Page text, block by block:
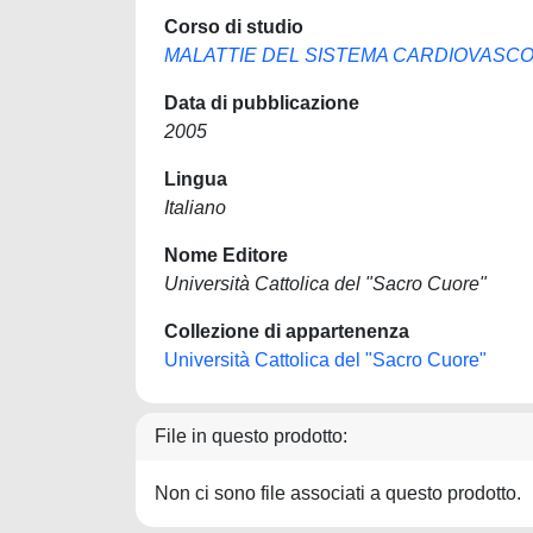
Corso di studio
MALATTIE DEL SISTEMA
Data di pubblicazione
2005
Lingua
Italiano
Nome Editore
Università Cattolica del "Sacro Cuore"
Collezione di appartenenza
Università Cattolica del "Sacro Cuore"
File in questo prodotto:
Non ci sono file associati a questo prodotto.